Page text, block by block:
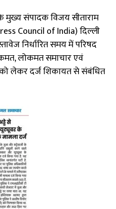
के मुख्य संपादक विजय सीताराम
Council of India) दिल्ली
निर्धारित समय में परिषद
लोकमत समाचार एवं
को लेकर दर्ज शिकायत से संबंधित